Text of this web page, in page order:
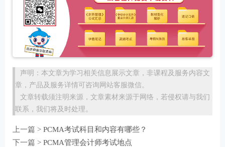
声明：本文章为学习相关信息展示文章，非课程及服务内容文
章，产品及服务详情可咨询网站客服微信。
文章转载须注明来源，文章素材来源于网络，若侵权请与我们
联系，我们将及时处理。
上一篇 > PCMA考试科目和内容有哪些？
下一篇 > PCMA管理会计师考试地点